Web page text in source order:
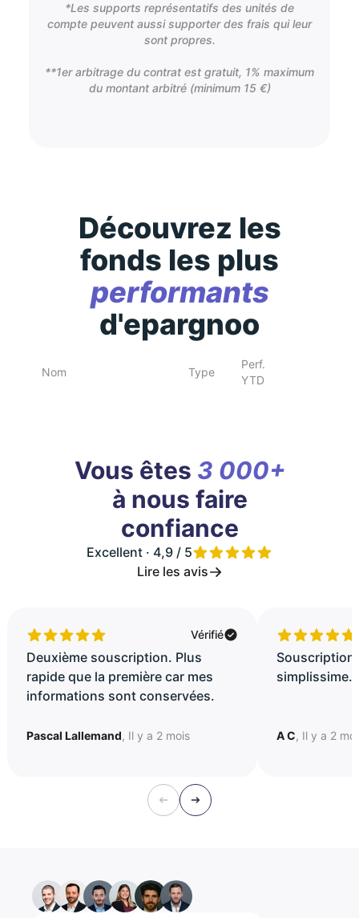
*Les supports représentatifs des unités de
compte peuvent aussi supporter des frais qui leur
sont propres.
**1er arbitrage du contrat est gratuit, 1% maximum
du montant arbitré (minimum 15 €)
Découvrez les
fonds les plus
performants
d'epargnoo
Nom Type
Perf.
YTD
Vous êtes 3 000+
à nous faire
confiance
Excellent · 4,9 / 5
Lire les avis
Vérifié
Deuxième souscription. Plus
rapide que la première car mes
informations sont conservées.
Pascal Lallemand, Il y a 2 mois
Souscription
A C, Il y a 2